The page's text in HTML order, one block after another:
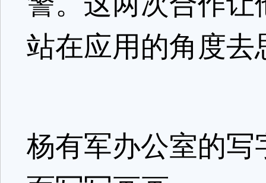
站在应用的角度去
杨有军办公室的